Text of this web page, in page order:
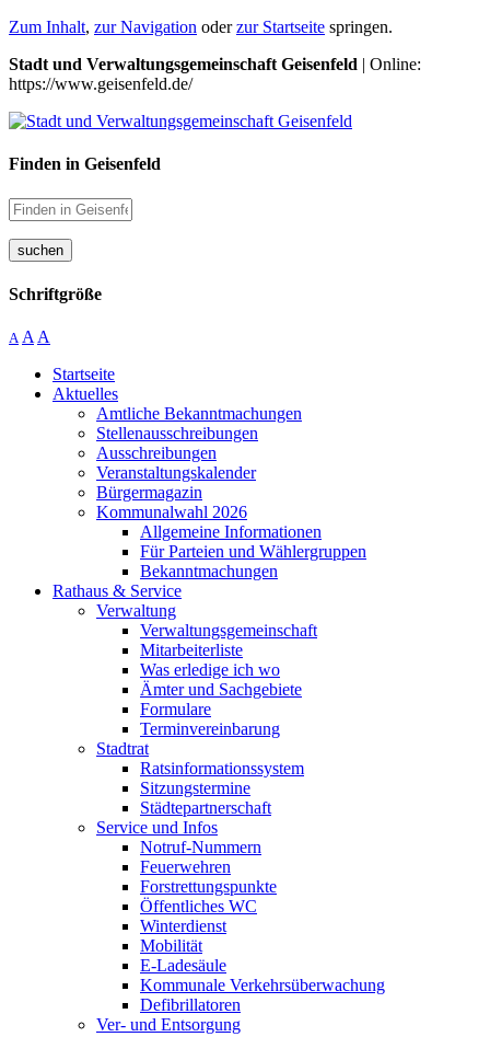
Zum Inhalt, zur Navigation oderzur Startseite springen.
Stadt und Verwaltungsgemeinschaft Geisenfeld | Online:
https://www.geisenfeld.de/
Finden in Geisenfeld
suchen
Schriftgröße
A A A
Startseite
Aktuelles
Amtliche Bekanntmachungen
Stellenausschreibungen
Ausschreibungen
Veranstaltungskalender
Bürgermagazin
Kommunalwahl 2026
Allgemeine Informationen
Für Parteien und Wählergruppen
Bekanntmachungen
Rathaus & Service
Verwaltung
Verwaltungsgemeinschaft
Mitarbeiterliste
Was erledige ich wo
Ämter und Sachgebiete
Formulare
Terminvereinbarung
Stadtrat
Ratsinformationssystem
Sitzungstermine
Städtepartnerschaft
Service und Infos
Notruf-Nummern
Feuerwehren
Forstrettungspunkte
Öffentliches WC
Winterdienst
Mobilität
E-Ladesäule
Kommunale Verkehrsüberwachung
Defibrillatoren
Ver- und Entsorgung